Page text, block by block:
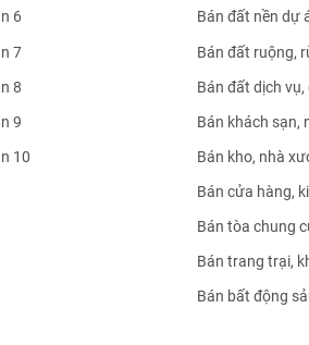
6
7
8
9
10
Bán đất nền dự
Bán đất ruộng,
Bán đất dịch vụ,
Bán khách sạn,
Bán kho, nhà
Bán cửa hàng,
Bán tòa chung
Bán trang trại,
Bán bất động